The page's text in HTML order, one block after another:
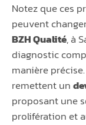
Notez que ces
peuvent
BZH Qualité, à
diagnostic
manière
remettent un
proposant une
prolifération et